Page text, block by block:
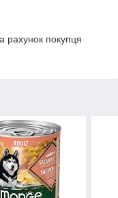
рахунок покупця